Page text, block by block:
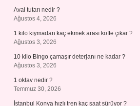
Aval tutarı nedir ?
Ağustos 4, 2026
1 kilo kıymadan kaç ekmek arası köfte çıkar ?
Ağustos 3, 2026
10 kilo Bingo çamaşır deterjanı ne kadar ?
Ağustos 3, 2026
1 oktav nedir ?
Temmuz 30, 2026
İstanbul Konya hızlı tren kaç saat sürüyor ?